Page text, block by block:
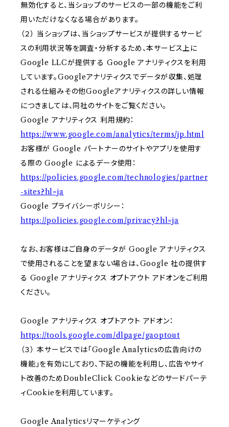
無効化すると、当ショップのサービスの一部の機能をご利
用いただけなくなる場合があります。
（２） 当ショップは、当ショップサービスが提供するサービ
スの利用状況等を調査・分析するため、本サービス上に
Google LLCが提供する Google アナリティクスを利用
しています。Googleアナリティクスでデータが収集、処理
される仕組みその他Googleアナリティクスの詳しい情報
につきましては、同社のサイトをご覧ください。
Google アナリティクス 利用規約：
https://www.google.com/analytics/terms/jp.html
お客様が Google パートナーのサイトやアプリを使用す
る際の Google によるデータ使用：
https://policies.google.com/technologies/partner
-sites?hl=ja
Google プライバシーポリシー：
https://policies.google.com/privacy?hl=ja
なお、お客様はご自身のデータが Google アナリティクス
で使用されることを望まない場合は、Google 社の提供す
る Google アナリティクス オプトアウト アドオンをご利用
ください。
Google アナリティクス オプトアウト アドオン：
https://tools.google.com/dlpage/gaoptout
（３） 本サービスでは「Google Analyticsの広告向けの
機能」を有効にしており、下記の機能を利用し、広告やサイ
ト改善のためDoubleClick Cookieなどのサードパーテ
ィCookieを利用しています。
Google Analyticsリマーケティング